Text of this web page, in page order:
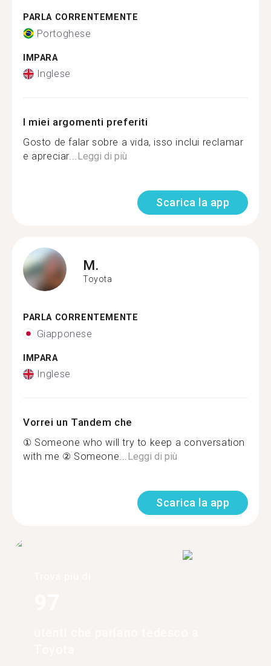
PARLA CORRENTEMENTE
Portoghese
IMPARA
Inglese
I miei argomenti preferiti
Gosto de falar sobre a vida, isso inclui reclamar
e apreciar...Leggi di più
Scarica la app
M.
Toyota
PARLA CORRENTEMENTE
Giapponese
IMPARA
Inglese
Vorrei un Tandem che
① Someone who will try to keep a conversation
with me ② Someone...Leggi di più
Scarica la app